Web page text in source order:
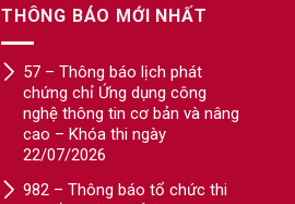
THÔNG BÁO MỚI NHẤT
57 – Thông báo lịch phát
chứng chỉ Ứng dụng công
nghệ thông tin cơ bản và nâng
cao – Khóa thi ngày
22/07/2026
982 – Thông báo tổ chức thi